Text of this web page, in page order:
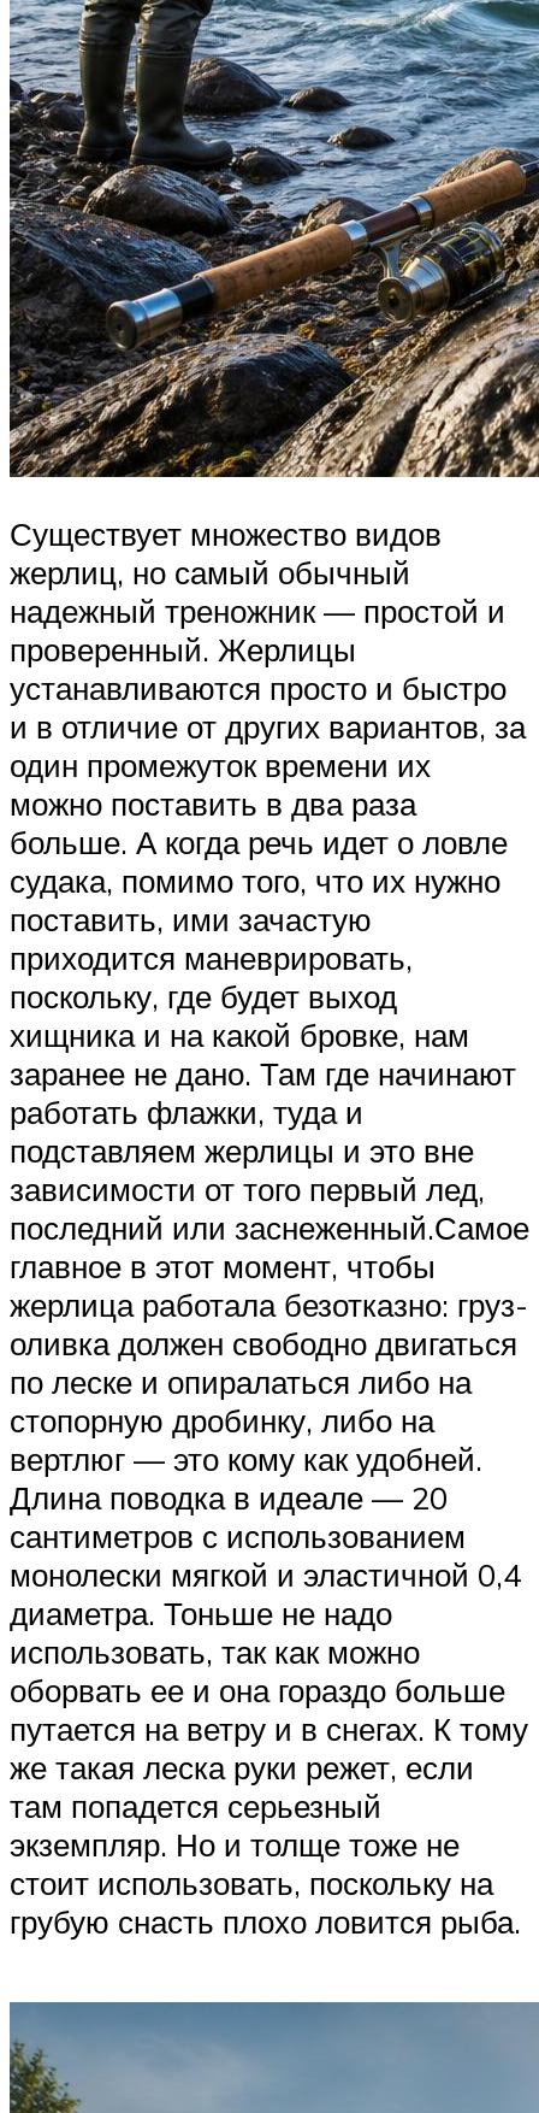
Существует множество видов
жерлиц, но самый обычный
надежный треножник — простой и
проверенный. Жерлицы
устанавливаются просто и быстро
и в отличие от других вариантов, за
один промежуток времени их
можно поставить в два раза
больше. А когда речь идет о ловле
судака, помимо того, что их нужно
поставить, ими зачастую
приходится маневрировать,
поскольку, где будет выход
хищника и на какой бровке, нам
заранее не дано. Там где начинают
работать флажки, туда и
подставляем жерлицы и это вне
зависимости от того первый лед,
последний или заснеженный.Самое
главное в этот момент, чтобы
жерлица работала безотказно: груз-
оливка должен свободно двигаться
по леске и опиралаться либо на
стопорную дробинку, либо на
вертлюг — это кому как удобней.
Длина поводка в идеале — 20
сантиметров с использованием
монолески мягкой и эластичной 0,4
диаметра. Тоньше не надо
использовать, так как можно
оборвать ее и она гораздо больше
путается на ветру и в снегах. К тому
же такая леска руки режет, если
там попадется серьезный
экземпляр. Но и толще тоже не
стоит использовать, поскольку на
грубую снасть плохо ловится рыба.